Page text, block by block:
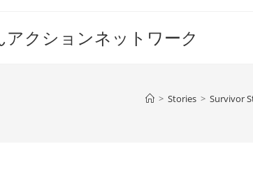
クションネットワーク
> Stories > Survivor